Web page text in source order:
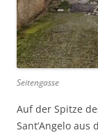
Seitengasse
Auf der Spitze
Sant’Angelo